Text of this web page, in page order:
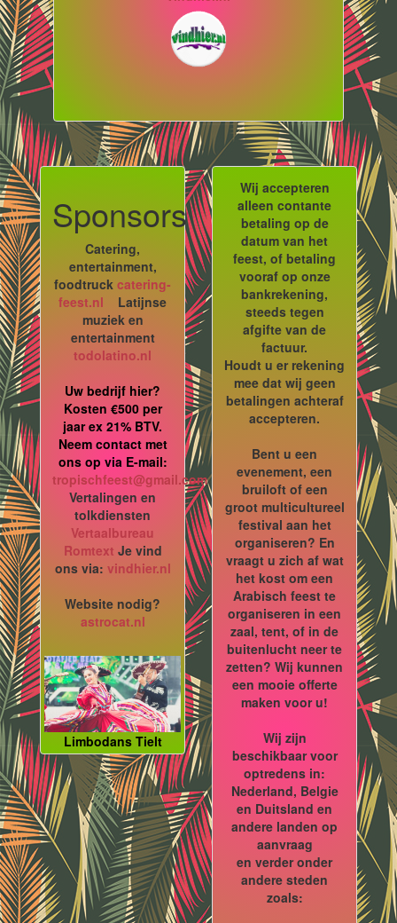
Sponsors
Catering,
entertainment,
foodtruck catering-
feest.nl Latijnse
muziek en
entertainment
todolatino.nl
Uw bedrijf hier?
Kosten €500 per
jaar ex 21% BTV.
Neem contact met
ons op via E-mail:
tropischfeest@gmail.com
Vertalingen en
tolkdiensten
Vertaalbureau
Romtext Je vind
ons via: vindhier.nl
Website nodig?
astrocat.nl
Limbodans Tielt
Wij accepteren
alleen contante
betaling op de
datum van het
feest, of betaling
vooraf op onze
bankrekening,
steeds tegen
afgifte van de
factuur.
Houdt u er rekening
mee dat wij geen
betalingen achteraf
accepteren.
Bent u een
evenement, een
bruiloft of een
groot multicultureel
festival aan het
organiseren? En
vraagt u zich af wat
het kost om een
Arabisch feest te
organiseren in een
zaal, tent, of in de
buitenlucht neer te
zetten? Wij kunnen
een mooie offerte
maken voor u!
Wij zijn
beschikbaar voor
optredens in:
Nederland, Belgie
en Duitsland en
andere landen op
aanvraag
en verder onder
andere steden
zoals: